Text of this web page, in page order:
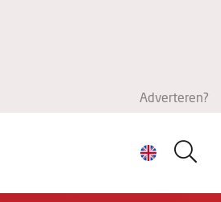
Adverteren?